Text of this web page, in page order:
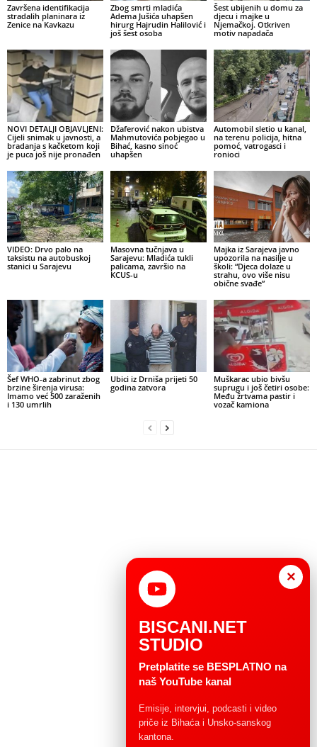
Završena identifikacija
stradalih planinara iz
Zenice na Kavkazu
Zbog smrti mladića
Adema Jušića uhapšen
hirurg Hajrudin Halilović i
još šest osoba
Šest ubijenih u domu za
djecu i majke u
Njemačkoj. Otkriven
motiv napadača
NOVI DETALJI OBJAVLJENI:
Cijeli snimak u javnosti, a
bradanja s kačketom koji
je puca još nije pronađen
Džaferović nakon ubistva
Mahmutovića pobjegao u
Bihać, kasno sinoć
uhapšen
Automobil sletio u kanal,
na terenu policija, hitna
pomoć, vatrogasci i
ronioci
VIDEO: Drvo palo na
taksistu na autobuskoj
stanici u Sarajevu
Masovna tučnjava u
Sarajevu: Mladića tukli
palicama, završio na
KCUS-u
Majka iz Sarajeva javno
upozorila na nasilje u
školi: “Djeca dolaze u
strahu, ovo više nisu
obične svađe”
Šef WHO-a zabrinut zbog
brzine širenja virusa:
Imamo već 500 zaraženih
i 130 umrlih
Ubici iz Drniša prijeti 50
godina zatvora
Muškarac ubio bivšu
suprugu i još četiri osobe:
Među žrtvama pastir i
vozač kamiona
×
BISCANI.NET
STUDIO
Pretplatite se BESPLATNO na
naš YouTube kanal
Emisije, intervjui, podcasti i video
priče iz Bihaća i Unsko-sanskog
kantona.